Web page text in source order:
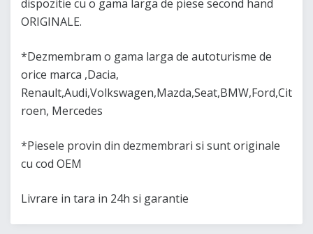
dispozitie cu o gama larga de piese second hand
ORIGINALE.
*Dezmembram o gama larga de autoturisme de
orice marca ,Dacia,
Renault,Audi,Volkswagen,Mazda,Seat,BMW,Ford,Cit
roen, Mercedes
*Piesele provin din dezmembrari si sunt originale
cu cod OEM
Livrare in tara in 24h si garantie